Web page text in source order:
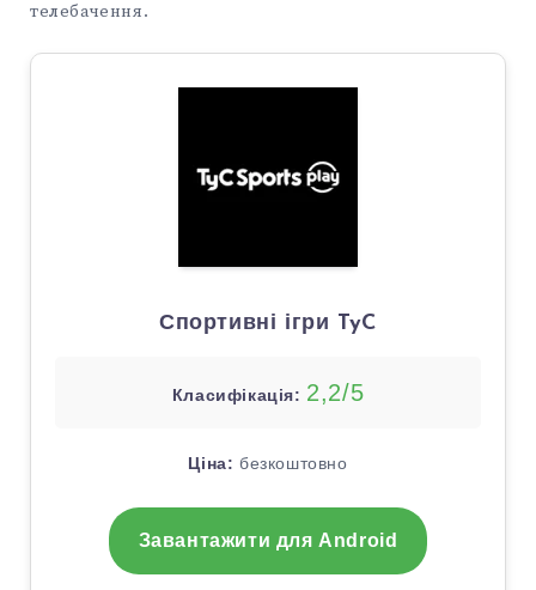
телебачення.
Спортивні ігри TyC
Класифікація: 2,2/5
Ціна: безкоштовно
Завантажити для Android